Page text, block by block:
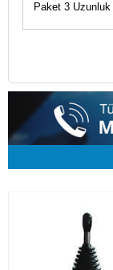
Paket 3 Uzunluk